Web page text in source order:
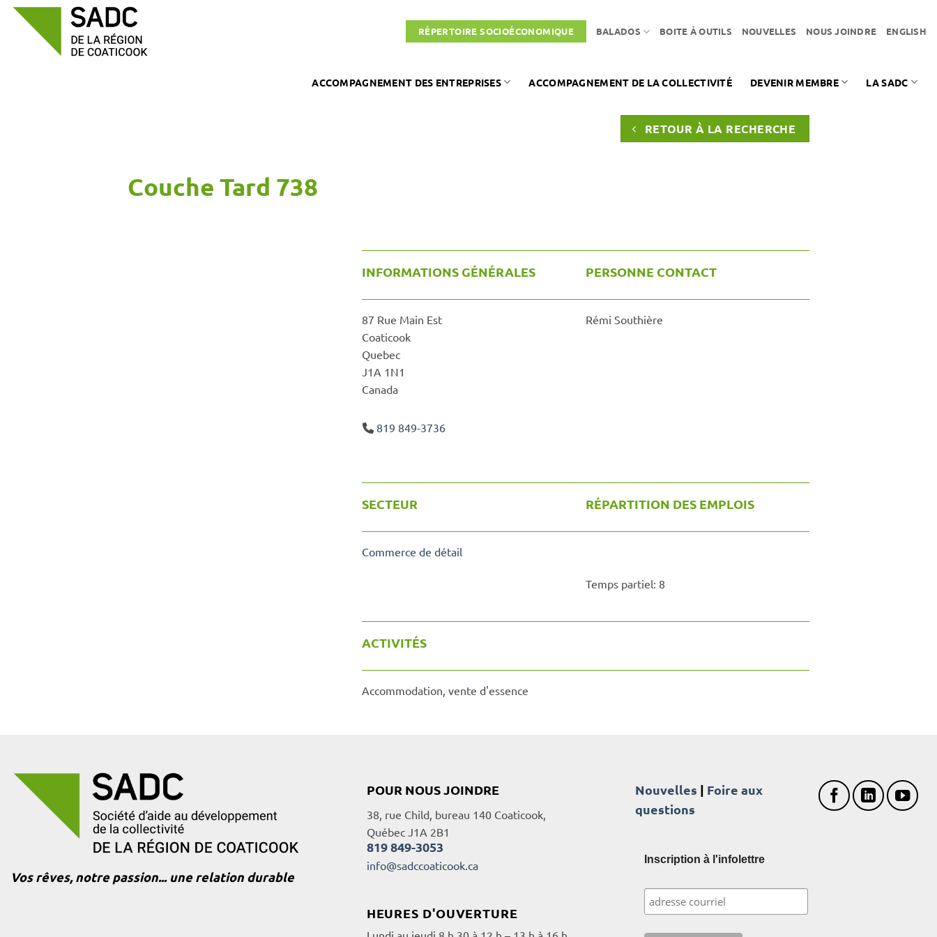
Passer
RÉPERTOIRE SOCIOÉCONOMIQUE BALADOS BOITE À OUTILS NOUVELLES NOUS JOINDRE ENGLISH
ACCOMPAGNEMENT DES ENTREPRISES ACCOMPAGNEMENT DE LA COLLECTIVITÉ DEVENIR MEMBRE LA SADC
RETOUR À LA RECHERCHE
Couche Tard 738
INFORMATIONS GÉNÉRALES PERSONNE CONTACT
87 Rue Main Est
Coaticook
Quebec
J1A 1N1
Canada
819 849-3736
Rémi Southière
SECTEUR RÉPARTITION DES EMPLOIS
Commerce de détail
Temps partiel: 8
ACTIVITÉS
Accommodation, vente d'essence
Vos rêves, notre passion... une relation durable
POUR NOUS JOINDRE
38, rue Child, bureau 140 Coaticook,
Québec J1A 2B1
819 849-3053
info@sadccoaticook.ca
HEURES D'OUVERTURE
Nouvelles | Foire aux
questions
Inscription à l'infolettre